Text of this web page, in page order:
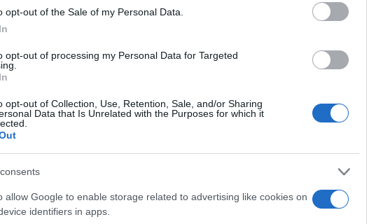
opt-out of the Sale of my Personal Data.
opt-out of processing my Personal Data for Targeted
opt-out of Collection, Use, Retention, Sale, and/or Sharing
Data that Is Unrelated with the Purposes for which it
allow Google to enable storage related to advertising like cookies on
identifiers in apps.
σεζόν στο NBA, όπου αγωνίστηκε κατά σειρά σε
με μέσο όρο 5,6 πόντους και 3,5 ριμπάουντ σε 67
του Ατλαντικού. Είχε προηγηθεί η διετία 2017-2019 στους
Draft του 2016.